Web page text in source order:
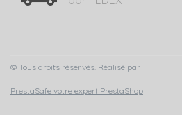
© Tous droits réservés. Réalisé par
PrestaSafe votre expert PrestaShop